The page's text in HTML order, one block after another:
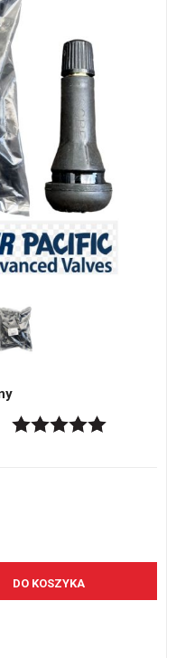
DO KOSZYKA